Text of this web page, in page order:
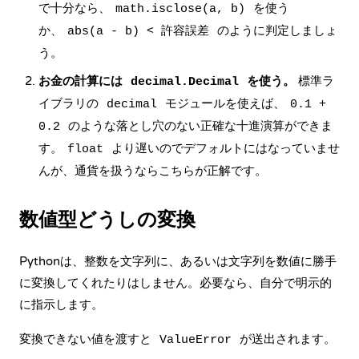
で十分なら、 math.isclose(a, b)
を使う
か、
abs(a - b) < 許容誤差 のように判定しましょ
う。
お金の計算には decimal.Decimal を使う。
標準ラ
イブラリの
decimal モジュールを使えば、
0.1 +
0.2
のような落とし穴のない正確な十進演算ができま
す。
float
より遅いのでデフォルトにはなっていませ
んが、通貨を扱うならこちらが正解です。
数値型どうしの変換
Pythonは、整数を文字列に、あるいは文字列を数値に勝手
に変換してくれたりはしません。必要なら、自分で明示的
に指示します。
変換できない値を渡すと ValueError が送出されます。